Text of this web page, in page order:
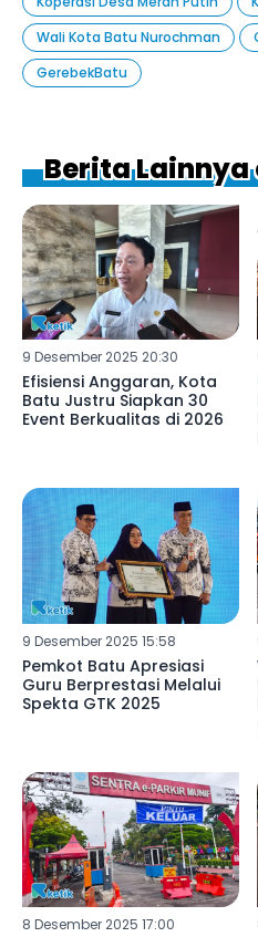
Wali Kota Batu Nurochman
GerebekBatu
Berita Lainnya
9 Desember 2025 20:30
Efisiensi Anggaran, Kota
Batu Justru Siapkan 30
Event Berkualitas di 2026
9 Desember 2025 15:58
Pemkot Batu Apresiasi
Guru Berprestasi Melalui
Spekta GTK 2025
8 Desember 2025 17:00